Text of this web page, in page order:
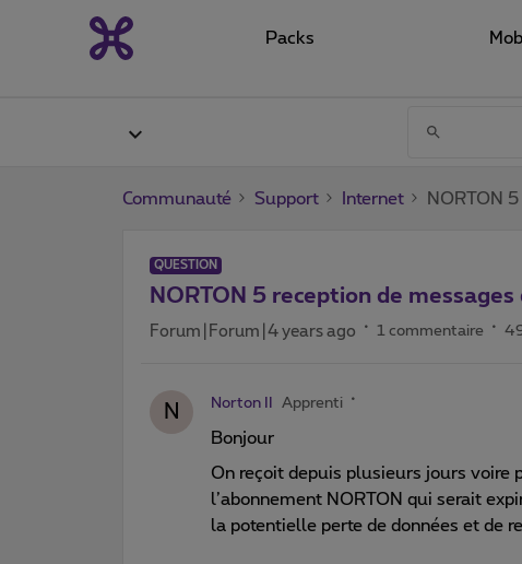
Packs
Communauté Support Internet NORTON
QUESTION
NORTON 5 reception de
Forum|Forum|4 years ago 1 commentaire
N Norton II Apprenti
Bonjour
On reçoit depuis plusieurs jours voire
l’abonnement NORTON qui serait
la potentielle perte de données et de